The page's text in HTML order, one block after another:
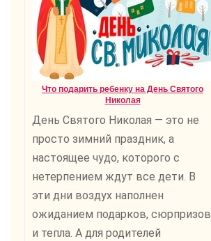
Что подарить ребенку на День Святого
Николая
День Святого Николая — это не
просто зимний праздник, а
настоящее чудо, которого с
нетерпением ждут все дети. В
эти дни воздух наполнен
ожиданием подарков, сюрпризов
и тепла. А для родителей